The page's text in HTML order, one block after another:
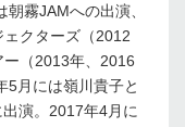
霧JAMへの出演、
クターズ（2012
（2013年、2016
5月には嶺川貴子と
演。2017年4月に